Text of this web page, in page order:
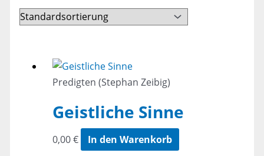
Predigten (Stephan Zeibig)
Geistliche Sinne
0,00€ In den Warenkorb